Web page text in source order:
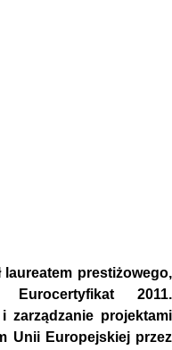
laureatem prestiżowego,
Eurocertyfikat 2011.
zarządzanie projektami
Unii Europejskiej przez